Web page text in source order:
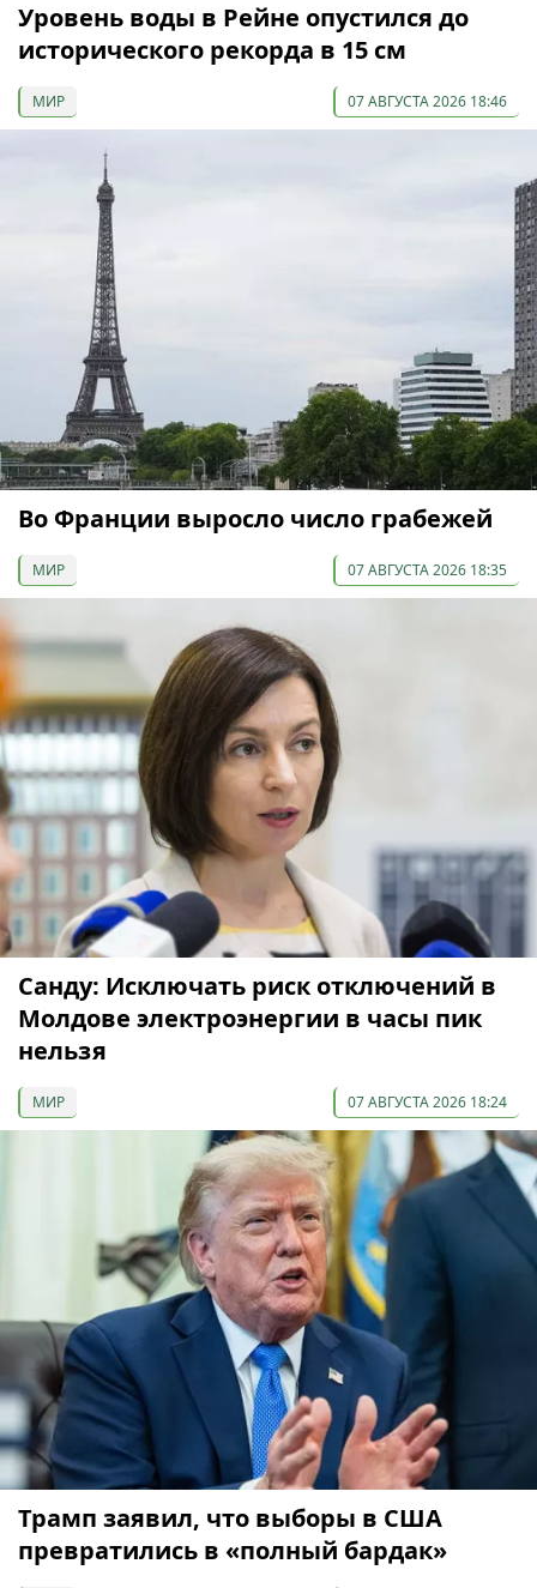
Уровень воды в Рейне опустился до
исторического рекорда в 15 см
МИР 07 АВГУСТА 2026 18:46
Во Франции выросло число грабежей
МИР 07 АВГУСТА 2026 18:35
Санду: Исключать риск отключений в
Молдове электроэнергии в часы пик
нельзя
МИР 07 АВГУСТА 2026 18:24
Трамп заявил, что выборы в США
превратились в «полный бардак»